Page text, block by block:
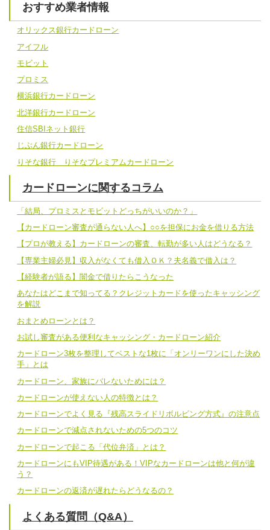
おすすめ業者情報
オリックス銀行カードローン
アイフル
モビット
プロミス
横浜銀行カードローン
北洋銀行カードローン
住信SBIネット銀行
じぶん銀行カードローン
りそな銀行 りそなプレミアムカードローン
カードローンに関するコラム
「結局、プロミスとモビットどっちがいいのか？」
【カードローン審査が通らない人へ】○○を担保にお金を借りる方法
【プロが教える】カードローンの審査、転勤が多い人はどうなる？
【専業主婦必見】収入がなくても借入ＯＫ？夫名義で借入は？
【経験者が語る】闇金で借りたらこうなった
あなたはどこまで知ってる？クレジットカードを使ったキャッシング
を解説
おまとめローンとは？
お試し審査がある便利なキャッシング・カードローン紹介
カードローン3枚を整理してベストな1枚に「オンリーワンにした決め
手」とは
カードローン、家族にバレないためには？
カードローンが使えない人の特徴とは？
カードローンでよく見る『残高スライドリボルビング方式』の注意点
カードローンで減点されないための5つのコツ
カードローンで起こる「代位弁済」とは？
カードローンにもVIP待遇がある！VIPなカードローンは他と何が違
う？
カードローンの返済が遅れたらどうなるの？
よくある質問（Q&A）